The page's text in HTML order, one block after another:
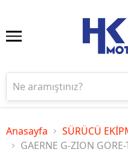
Anasayfa SÜRÜCÜ
GAERNE G-ZION